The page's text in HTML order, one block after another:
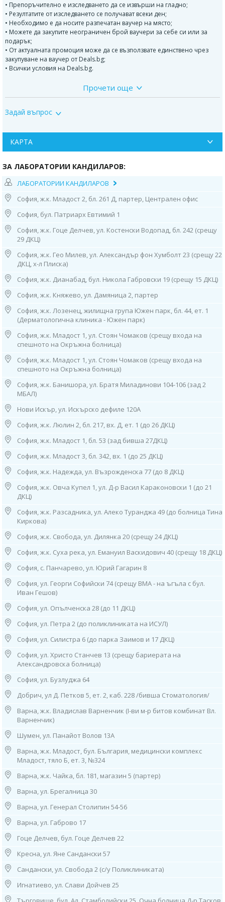
• Препоръчително е изследването да се извърши на гладно;
• Резултатите от изследването се получават всеки ден;
• Необходимо е да носите разпечатан ваучер на място;
• Можете да закупите неограничен брой ваучери за себе си или за
подарък;
• От актуалната промоция може да се възползвате единствено чрез
закупуване на ваучер от Deals.bg;
• Всички условия на Deals.bg.
ДОПЪЛНИТЕЛНА ИНФОРМАЦИЯ:
• Тестостерон, свободен;
• DHEA-S;
• Андростендион.
Контакти:
1. София, ул. “Бузлуджа” 64
тел: 0885 252 467, 02/952 21 36
Работно време:
8.30ч-14.30ч /събота и неделя/
2. София, бул. “Патриарх Евтимий" 1
МЦ “Юмедис”, ет. 2 (до кино "Одеон")
тел: 0884 221 403
Работно време:
08.00ч до 16.00ч /от понеделник до петък/
3. София, ж.к. “Гоце Делчев”, ул. “Костенски Водопад”, бл. 242 (срещу
29 ДКЦ)
тел: 0884 011 499
Работно време: 08.00ч до 16.00ч /от понеделник до петък/
4. София, ж.к. "Гео Милев", ул. „Александър фон Хумболт“ 23
(срещу 22 ДКЦ, х-л Плиска),
тел: 0886 55 38 95
Работно време:
5. София, ж.к. "Княжево", ул. “Дамяница” 2, партер
тел: 0882 720 552
Работно време: 08.00ч до 16.00ч /от понеделник до петък/
6. София, ж.к. "Лозенец",
жилищна група "Южен Парк",
бл. 44, ет. 1 (в Дерматологична Клиника - "Южен Парк"),
тел: 0882 115 120
Работно време:
09.00ч до 13.00ч /от понеделник до петък/
7. София, ж.к. "Младост" 1,
(срещу входа на спешното на Окръжна болница),
тел: 0882 244 828
Работно време:
07.30ч до 15.30ч /от понеделник до петък/
8. София, ж.к. “Банишора”, ул. “Братя Миладинови” 104-106 (зад 2
МБАЛ)
тел: 0882 861 675
Работно време: 08.00ч до 16.00ч /от понеделник до петък/
9. гр. Нови Искър, ул. "Искърско дефиле" 120А
(до 31 ДКЦ), тел: 0882 862 234
Работно време: 08.00ч до 16.00ч /от понеделник до петък/
10. София, ж.к. “Гоце Делчев”, ул. “Костенски Водопад”, бл. 242 (срещу
29 ДКЦ)
тел: 0884 011 499
Работно време: 08.00ч до 16.00ч /от понеделник до петък/
11. София, ж.к. “Люлин” 2, бл. 217, вх. Д, ет. 1 (до 26 ДКЦ)
тел: 0886 550 774
12. София, ж.к. “Младост” 1, бл. 53 (зад бивша 27ДКЦ)
тел: 0884 649 340
Работно време:
08.00ч до 16.00ч /от понеделник до петък/
13. София, ж.к. “Младост” 3, бл. 342, вх. 1 (до 25 ДКЦ)
тел: 0885 50 34 21
Работно време:
08.00ч до 16.00ч /от понеделник до петък/
14. София, ж.к. “Надежда”, ул. ”Възрожденска” 77
Работно време: 08.00ч до 16.00ч /от понеделник до петък/
15. София, ж.к. “Овча Купел″ 1, ул. “Д-р Васил Караконовски” 1
(до 21 ДКЦ), тел: 0882 592 021
Прочети още
Задай въпрос
КАРТА
ЗА ЛАБОРАТОРИИ КАНДИЛАРОВ:
ЛАБОРАТОРИИ КАНДИЛАРОВ
София, ж.к. Младост 2, бл. 261 Д, партер, Централен офис
София, бул. Патриарх Евтимий 1
София, ж.к. Гоце Делчев, ул. Костенски Водопад, бл. 242 (срещу
29 ДКЦ)
София, ж.к. Гео Милев, ул. Александър фон Хумболт 23 (срещу 22
ДКЦ, х-л Плиска)
София, ж.к. Дианабад, бул. Никола Габровски 19 (срещу 15 ДКЦ)
София, ж.к. Княжево, ул. Дамяница 2, партер
София, ж.к. Лозенец, жилищна група Южен парк, бл. 44, ет. 1
(Дерматологична клиника - Южен парк)
София, ж.к. Младост 1, ул. Стоян Чомаков (срещу входа на
спешното на Окръжна болница)
София, ж.к. Младост 1, ул. Стоян Чомаков (срещу входа на
спешното на Окръжна болница)
София, ж.к. Банишора, ул. Братя Миладинови 104-106 (зад 2
МБАЛ)
Нови Искър, ул. Искърско дефиле 120А
София, ж.к. Люлин 2, бл. 217, вх. Д, ет. 1 (до 26 ДКЦ)
София, ж.к. Младост 1, бл. 53 (зад бивша 27ДКЦ)
София, ж.к. Младост 3, бл. 342, вх. 1 (до 25 ДКЦ)
София, ж.к. Надежда, ул. Възрожденска 77 (до 8 ДКЦ)
София, ж.к. Овча Купел 1, ул. Д-р Васил Караконовски 1 (до 21
ДКЦ)
София, ж.к. Разсадника, ул. Алеко Туранджа 49 (до болница Тина
Киркова)
София, ж.к. Свобода, ул. Дилянка 20 (срещу 24 ДКЦ)
София, ж.к. Суха река, ул. Емануил Васкидович 40 (срещу 18 ДКЦ)
София, с. Панчарево, ул. Юрий Гагарин 8
София, ул. Георги Софийски 74 (срещу ВМА - на ъгъла с бул.
Иван Гешов)
София, ул. Опълченска 28 (до 11 ДКЦ)
София, ул. Петра 2 (до поликлиниката на ИСУЛ)
София, ул. Силистра 6 (до парка Заимов и 17 ДКЦ)
София, ул. Христо Станчев 13 (срещу бариерата на
Александровска болница)
София, ул. Бузлуджа 64
Добрич, ул Д. Петков 5, ет. 2, каб. 228 /бивша Стоматология/
Варна, ж.к. Владислав Варненчик (I-ви м-р битов комбинат Вл.
Варненчик)
Шумен, ул. Панайот Волов 13А
Варна, ж.к. Младост, бул. България, медицински комплекс
Младост, тяло Б, ет. 3, №324
Варна, ж.к. Чайка, бл. 181, магазин 5 (партер)
Варна, ул. Брегалница 30
Варна, ул. Генерал Столипин 54-56
Варна, ул. Габрово 17
Гоце Делчев, бул. Гоце Делчев 22
Кресна, ул. Яне Сандански 57
Сандански, ул. Свобода 2 (с/у Поликлиниката)
Игнатиево, ул. Слави Дойчев 25